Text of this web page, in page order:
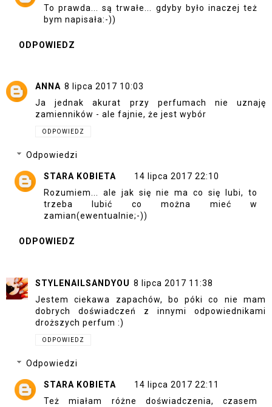
To prawda... są trwałe... gdyby było inaczej też
bym napisała:-))
ODPOWIEDZ
ANNA 8 lipca 2017 10:03
Ja jednak akurat przy perfumach nie uznaję
zamienników - ale fajnie, że jest wybór
ODPOWIEDZ
Odpowiedzi
STARA KOBIETA
14 lipca 2017 22:10
Rozumiem... ale jak się nie ma co się lubi, to
trzeba lubić co można mieć w
zamian(ewentualnie;-))
ODPOWIEDZ
STYLENAILSANDYOU 8 lipca 2017 11:38
Jestem ciekawa zapachów, bo póki co nie mam
dobrych doświadczeń z innymi odpowiednikami
droższych perfum :)
ODPOWIEDZ
Odpowiedzi
STARA KOBIETA
14 lipca 2017 22:11
Też miałam różne doświadczenia, czasem